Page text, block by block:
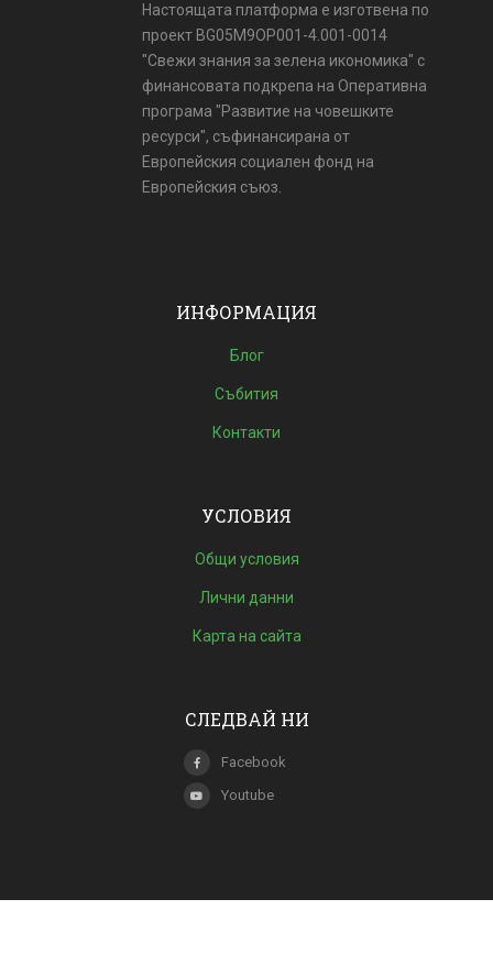
Настоящата платформа е изготвена по
проект BG05M9OP001-4.001-0014
"Свежи знания за зелена икономика" с
финансовата подкрепа на Оперативна
програма "Развитие на човешките
ресурси", съфинансирана от
Европейския социален фонд на
Европейския съюз.
ИНФОРМАЦИЯ
Блог
Събития
Контакти
УСЛОВИЯ
Общи условия
Лични данни
Карта на сайта
СЛЕДВАЙ НИ
Facebook
Youtube